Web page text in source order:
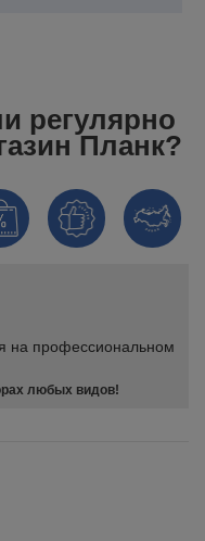
регулярно
Планк?
на профессиональном
любых видов!